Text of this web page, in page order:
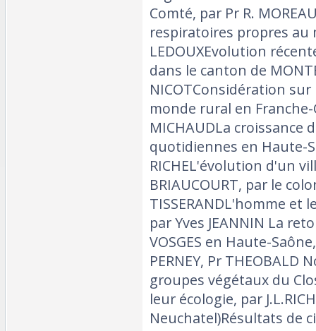
Comté, par Pr R.
respiratoires propres au
LEDOUXEvolution
dans le canton de
NICOTConsidération
monde rural en
MICHAUDLa croissance
quotidiennes en Haute-
RICHEL'évolution d'un
BRIAUCOURT, par le
TISSERANDL'homme et
par Yves JEANNIN La
VOSGES en Haute-
PERNEY, Pr
groupes végétaux du
leur écologie, par
Neuchatel)Résultats de